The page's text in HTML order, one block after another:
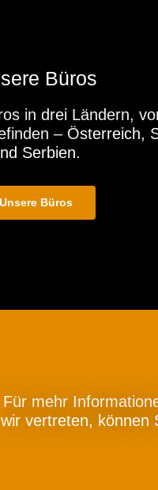
Büros
in drei Ländern,
– Österreich,
Serbien.
Unsere Büros
Für mehr
wir vertreten, können